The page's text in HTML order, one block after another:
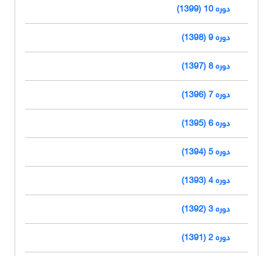
دوره 10 (1399)
دوره 9 (1398)
دوره 8 (1397)
دوره 7 (1396)
دوره 6 (1395)
دوره 5 (1394)
دوره 4 (1393)
دوره 3 (1392)
دوره 2 (1391)